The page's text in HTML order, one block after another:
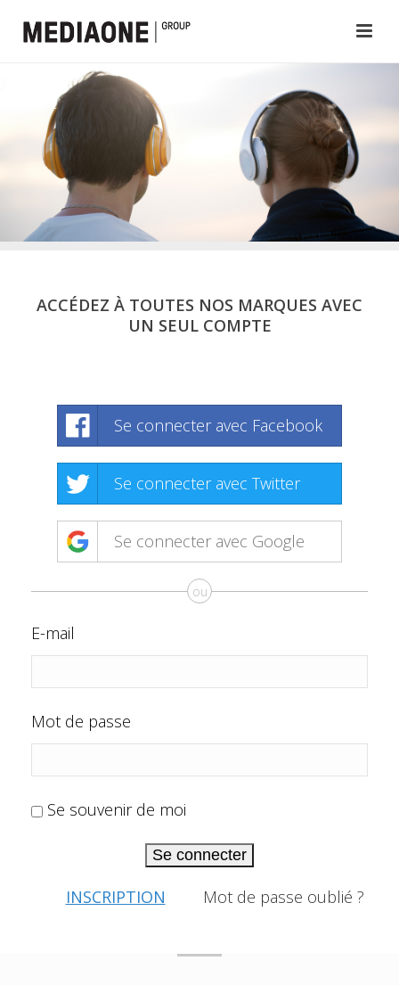
ACCÉDEZ À TOUTES NOS MARQUES AVEC
UN SEUL COMPTE
Se connecter avec Facebook
Se connecter avec Twitter
Se connecter avec Google
ou
E-mail
Mot de passe
Se souvenir de moi
Se connecter
INSCRIPTION Mot de passe oublié ?